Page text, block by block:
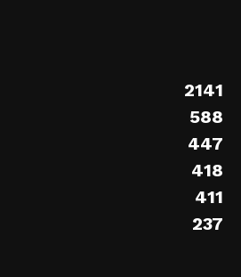
2141
588
447
418
411
237